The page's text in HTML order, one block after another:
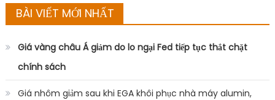
BÀI VIẾT MỚI NHẤT
Giá vàng châu Á giảm do lo ngại Fed tiếp tục thắt chặt
chính sách
Giá nhôm giảm sau khi EGA khôi phục nhà máy alumin,